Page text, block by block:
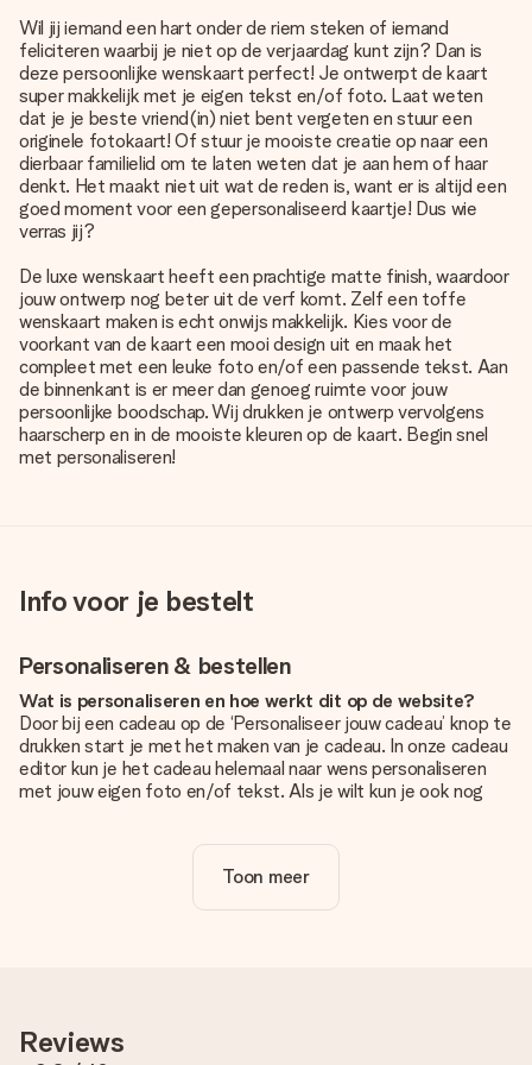
Wil jij iemand een hart onder de riem steken of iemand
feliciteren waarbij je niet op de verjaardag kunt zijn? Dan is
deze persoonlijke wenskaart perfect! Je ontwerpt de kaart
super makkelijk met je eigen tekst en/of foto. Laat weten
dat je je beste vriend(in) niet bent vergeten en stuur een
originele fotokaart! Of stuur je mooiste creatie op naar een
dierbaar familielid om te laten weten dat je aan hem of haar
denkt. Het maakt niet uit wat de reden is, want er is altijd een
goed moment voor een gepersonaliseerd kaartje! Dus wie
verras jij?
De luxe wenskaart heeft een prachtige matte finish, waardoor
jouw ontwerp nog beter uit de verf komt. Zelf een toffe
wenskaart maken is echt onwijs makkelijk. Kies voor de
voorkant van de kaart een mooi design uit en maak het
compleet met een leuke foto en/of een passende tekst. Aan
de binnenkant is er meer dan genoeg ruimte voor jouw
persoonlijke boodschap. Wij drukken je ontwerp vervolgens
haarscherp en in de mooiste kleuren op de kaart. Begin snel
met personaliseren!
Info voor je bestelt
Personaliseren & bestellen
Wat is personaliseren en hoe werkt dit op de website?
Door bij een cadeau op de ‘Personaliseer jouw cadeau’ knop te
drukken start je met het maken van je cadeau. In onze cadeau
editor kun je het cadeau helemaal naar wens personaliseren
met jouw eigen foto en/of tekst. Als je wilt kun je ook nog
Is personalisatie in de prijs inbegrepen?
De prijs die op de website wordt getoond is inclusief de
te gebruiken. Als je niet zeker bent over de kwaliteit van je
Toon meer
Reviews